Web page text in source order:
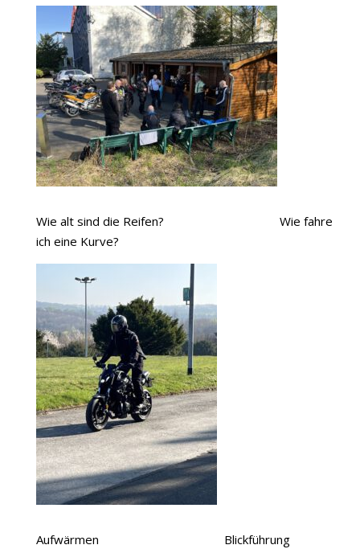
Wie alt sind die Reifen? Wie fahre
ich eine Kurve?
Aufwärmen Blickführung